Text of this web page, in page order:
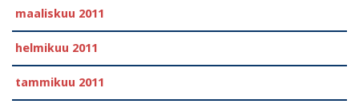
maaliskuu 2011
helmikuu 2011
tammikuu 2011